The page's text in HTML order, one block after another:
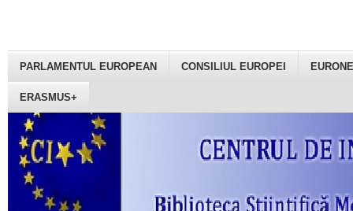
PARLAMENTUL EUROPEAN CONSILIUL EUROPEI
ERASMUS+